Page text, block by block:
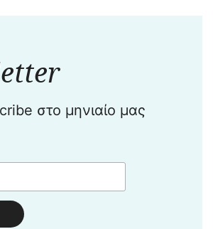
στο μηνιαίο μας